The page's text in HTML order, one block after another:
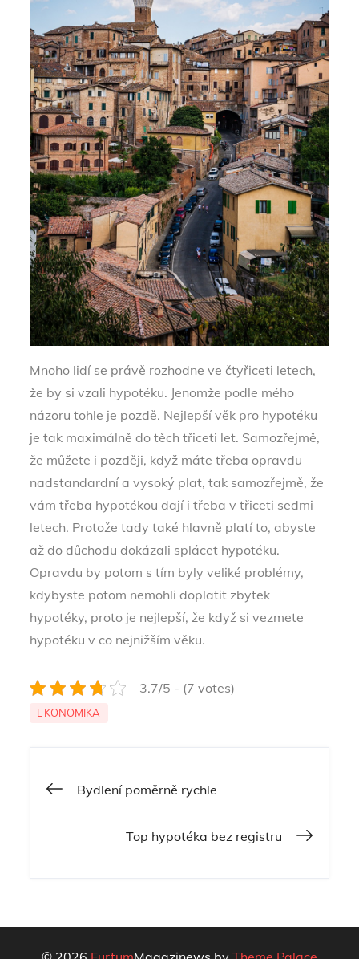
Mnoho lidí se právě rozhodne ve čtyřiceti letech,
že by si vzali hypotéku. Jenomže podle mého
názoru tohle je pozdě. Nejlepší věk pro hypotéku
je tak maximálně do těch třiceti let. Samozřejmě,
že můžete i později, když máte třeba opravdu
nadstandardní a vysoký plat, tak samozřejmě, že
vám třeba hypotékou dají i třeba v třiceti sedmi
letech. Protože tady také hlavně platí to, abyste
až do důchodu dokázali splácet hypotéku.
Opravdu by potom s tím byly veliké problémy,
kdybyste potom nemohli doplatit zbytek
hypotéky, proto je nejlepší, že když si vezmete
hypotéku v co nejnižším věku.
3.7/5 - (7 votes)
EKONOMIKA
Navigace
Bydlení poměrně rychle
Top hypotéka bez registru